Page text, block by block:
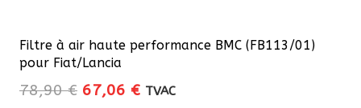
Filtre à air haute performance BMC (FB113/01)
pour Fiat/Lancia
78,90€ Le
67,06 €Le
TVAC